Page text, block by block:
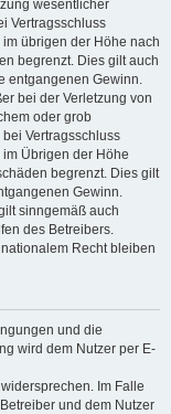
wesentlicher
Vertragsschluss
übrigen der Höhe nach
begrenzt. Dies gilt auch
entgangenen Gewinn.
bei der Verletzung von
oder grob
Vertragsschluss
Übrigen der Höhe
begrenzt. Dies gilt
Gewinn.
sinngemäß auch
des Betreibers.
Recht bleiben
und die
wird dem Nutzer per E-
Im Falle
und dem Nutzer